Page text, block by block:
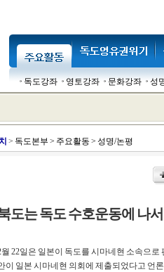
독도강좌 영토강좌 문화강좌 성
> 독도본부 > 주요활동 > 성명/논평
도는 독도 수호운동에 나
월 22일은 일본이 독도를 시마네현 소속으
이 일본 시마네현 의회에 제출되었다고 언